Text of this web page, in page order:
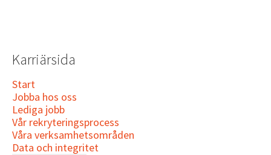
Karriärsida
Start
Jobba hos oss
Lediga jobb
Vår rekryteringsprocess
Våra verksamhetsområden
Data och integritet